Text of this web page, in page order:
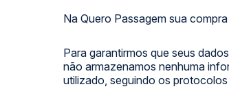
Na Quero Passagem sua
Para garantirmos que seus
não armazenamos nenhuma
utilizado, seguindo os